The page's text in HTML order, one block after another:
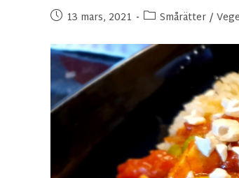
13 mars, 2021 Smårätter /